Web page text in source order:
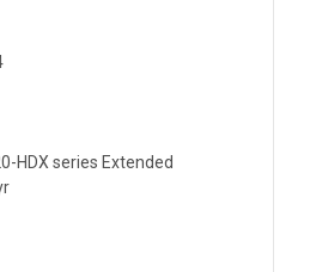
HDX series Extended